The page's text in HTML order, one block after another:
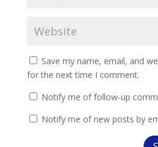
Save my name, email, and
for the next time I comment.
Notify me of follow-up
Notify me of new posts by